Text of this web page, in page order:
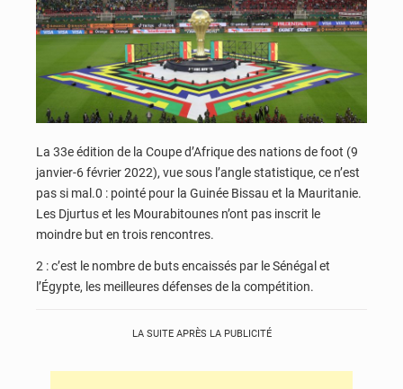
La 33e édition de la Coupe d’Afrique des nations de foot (9
janvier-6 février 2022), vue sous l’angle statistique, ce n’est
pas si mal.0 : pointé pour la Guinée Bissau et la Mauritanie.
Les Djurtus et les Mourabitounes n’ont pas inscrit le
moindre but en trois rencontres.
2 : c’est le nombre de buts encaissés par le Sénégal et
l’Égypte, les meilleures défenses de la compétition.
LA SUITE APRÈS LA PUBLICITÉ